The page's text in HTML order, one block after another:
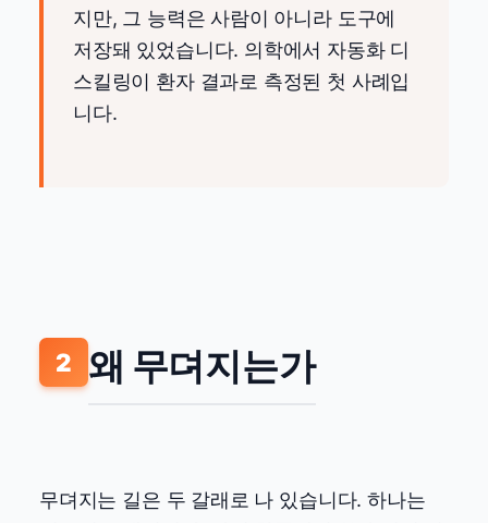
지만, 그 능력은 사람이 아니라 도구에
저장돼 있었습니다. 의학에서 자동화 디
스킬링이 환자 결과로 측정된 첫 사례입
니다.
2 왜 무뎌지는가
무뎌지는 길은 두 갈래로 나 있습니다. 하나는